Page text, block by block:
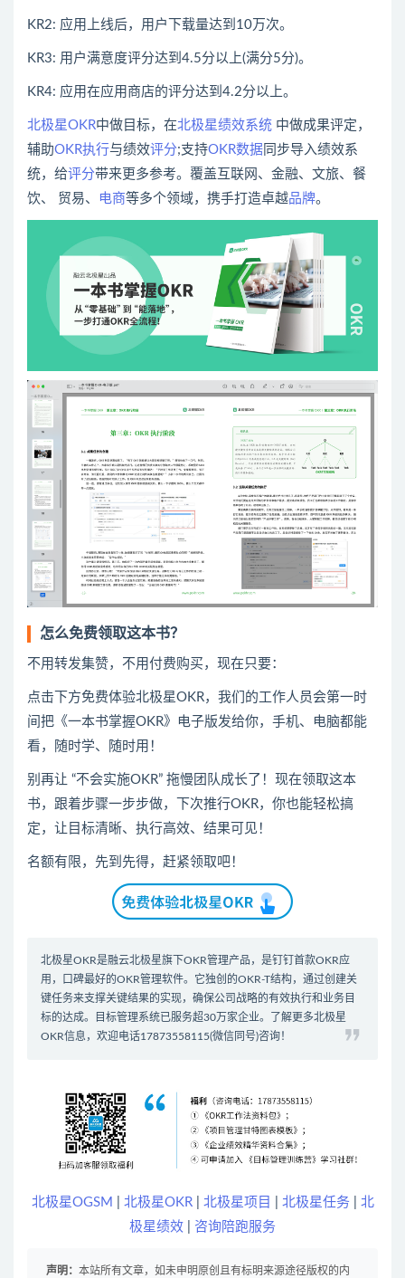
KR2: 应用上线后，用户下载量达到10万次。
KR3: 用户满意度评分达到4.5分以上(满分5分)。
KR4: 应用在应用商店的评分达到4.2分以上。
北极星OKR中做目标，在北极星绩效系统 中做成果评定，
辅助OKR执行与绩效评分;支持OKR数据 同步导入绩效系
统，给评分带来更多参考。覆盖互联网、金融、文旅、餐
饮、 贸易、
电商等多个领域，携手打造卓越品牌。
怎么免费领取这本书？
不用转发集赞，不用付费购买，现在只要：
点击下方免费体验北极星OKR​， 我们的工作人员会第一时
间把《一本书掌握OKR》电子版发给你，手机、电脑都能
看，随时学、随时用！
别再让 “不会实施OKR” 拖慢团队成长了！现在领取这本
书，跟着步骤一步步做，下次推行OKR，你也能轻松搞
定，让目标清晰、执行高效、结果可见！
名额有限，先到先得，赶紧领取吧！
北极星OKR是融云北极星旗下OKR管理产品，是钉钉首款OKR应
用 ，口碑最好的OKR管理软件。它独创的OKR-T结构，通过创建关
键任务来支撑关键结果的实现，确保公司战略的有效执行和业务目
标的达成。
目标管理系统已服务超30万家企业。了解更多北极星
OKR信息，欢迎电话17873558115(微信同号)咨询！
北极星OGSM 北极星OKR| 北极星项目 北极星任务
北
极星绩效
咨询陪跑服务
声明： 本站所有文章，如未申明原创且有标明来源途径版权的内